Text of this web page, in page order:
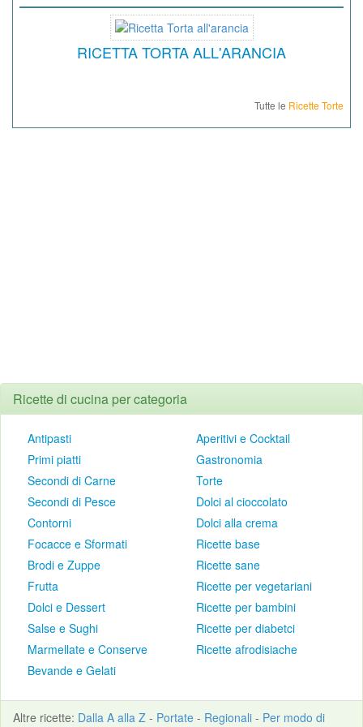
RICETTA TORTA ALL'ARANCIA
Tutte le Ricette Torte
Ricette di cucina per categoria
Antipasti
Primi piatti
Secondi di Carne
Secondi di Pesce
Contorni
Focacce e Sformati
Brodi e Zuppe
Frutta
Dolci e Dessert
Salse e Sughi
Marmellate e Conserve
Bevande e Gelati
Aperitivi e Cocktail
Gastronomia
Torte
Dolci al cioccolato
Dolci alla crema
Ricette base
Ricette sane
Ricette per vegetariani
Ricette per bambini
Ricette per diabetci
Ricette afrodisiache
Altre ricette: Dalla A alla Z - Portate - Regionali - Per modo di